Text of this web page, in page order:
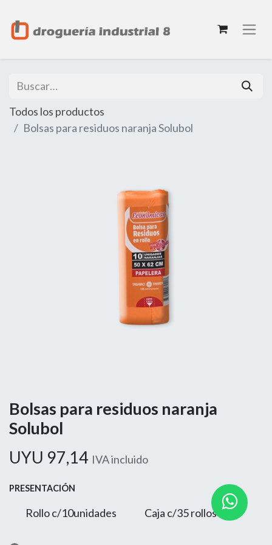
Todos los productos
Bolsas para residuos naranja Solubol
Bolsas para residuos naranja
Solubol
UYU 97,14 IVA incluido
PRESENTACIÓN
Rollo c/10unidades Caja c/35 rollos